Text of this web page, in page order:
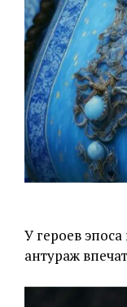
У героев
антураж